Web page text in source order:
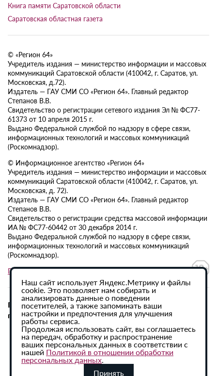
Книга памяти Саратовской области
Саратовская областная газета
© «Регион 64»
Учредитель издания — министерство информации и массовых
коммуникаций Саратовской области (410042, г. Саратов, ул.
Московская, д.72).
Издатель — ГАУ СМИ СО «Регион 64». Главный редактор
Степанов В.В.
Свидетельство о регистрации сетевого издания Эл № ФС77-
61373 от 10 апреля 2015 г.
Выдано Федеральной службой по надзору в сфере связи,
информационных технологий и массовых коммуникаций
(Роскомнадзор).
© Информационное агентство «Регион 64»
Учредитель издания — министерство информации и массовых
коммуникаций Саратовской области (410042, г. Саратов, ул.
Московская, д. 72).
Издатель — ГАУ СМИ СО «Регион 64». Главный редактор
Степанов В.В.
Свидетельство о регистрации средства массовой информации
ИА № ФС77-60442 от 30 декабря 2014 г.
Выдано Федеральной службой по надзору в сфере связи,
информационных технологий и массовых коммуникаций
(Роскомнадзор).
Политика в отношении обработки персональных данных
При использовании материалов сайта активная
гиперссылка на ИА «Регион 64» обязательна.
Наш сайт использует Яндекс.Метрику и файлы
cookie. Это позволяет нам собирать и
анализировать данные о поведении
посетителей, а также запоминать ваши
настройки и предпочтения для улучшения
работы сервиса.
Продолжая использовать сайт, вы соглашаетесь
на передач, обработку и распространение
ваших персональных данных в соответствии с
нашей Политикой в отношении обработки
персональных данных.
Принять